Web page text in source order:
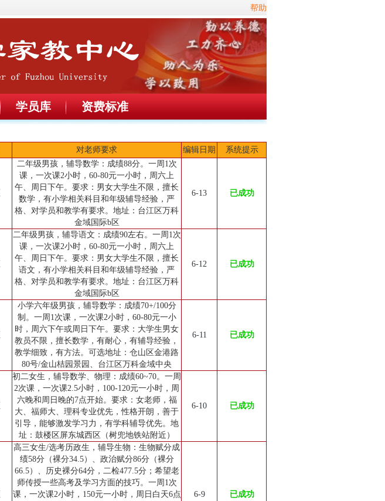
帮助
学员库 资费标准
对老师要求 编辑日期 系统提示
二年级男孩，辅导数学：成绩88分。一周1次
课，一次课2小时，60-80元一小时，周六上
午、周日下午。要求：男女大学生不限，擅长
数学，有小学相关科目和年级辅导经验，严
格、对学员和教学有要求。地址：台江区万科
金域国际b区
6-13 已成功
二年级男孩，辅导语文：成绩90左右。一周1次
课，一次课2小时，60-80元一小时，周六上
午、周日下午。要求：男女大学生不限，擅长
语文，有小学相关科目和年级辅导经验，严
格、对学员和教学有要求。地址：台江区万科
金域国际b区
6-12 已成功
小学六年级男孩，辅导数学：成绩70+/100分
制。一周1次课，一次课2小时，60-80元一小
时，周六下午或周日下午。要求：大学生男女
教员不限，擅长数学，有耐心，有辅导经验，
教学细致，有方法。可选地址：仓山区金港路
80号/金山桔园景园、台江区万科金域中央
6-11 已成功
初二女生，辅导数学、物理：成绩60~70。一周
2次课，一次课2.5小时，100-120元一小时，周
六晚和周日晚的7点开始。要求：女老师，福
大、福师大、理科专业优先，性格开朗，善于
引导，能够激发学习力，有学科辅导优先。地
址：鼓楼区屏东城西区（树兜地铁站附近）
6-10 已成功
高三女生/选考历政生，辅导生物：生物赋分成
绩58分（裸分34.5）、政治赋分86分（裸分
66.5）、历史裸分64分，二检477.5分；希望老
师传授一些高考及学习方面的技巧。一周1次
课，一次课2小时，150元一小时，周日白天6点
6-9 已成功